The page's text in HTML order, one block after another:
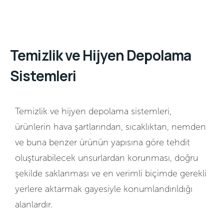
Temizlik ve Hijyen Depolama
Sistemleri
Temizlik ve hijyen depolama sistemleri,
ürünlerin hava şartlarından, sıcaklıktan, nemden
ve buna benzer ürünün yapısına göre tehdit
oluşturabilecek unsurlardan korunması, doğru
şekilde saklanması ve en verimli biçimde gerekli
yerlere aktarmak gayesiyle konumlandırıldığı
alanlardır.